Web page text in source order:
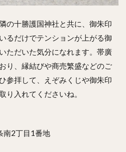
の十勝護国神社と共に、御朱印
るだけでテンションが上がる御
ただいた気分になれます。帯廣
り、縁結びや商売繁盛などのご
参拝して、えぞみくじや御朱印
り入れてくださいね。
南2丁目1番地